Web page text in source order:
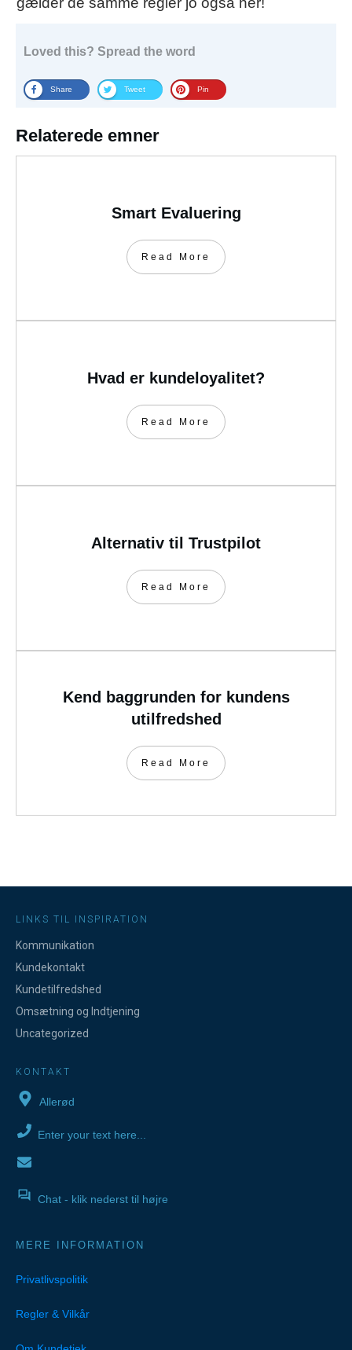
Loved this? Spread the word
Share Tweet Pin
Relaterede emner
Smart Evaluering
Read More
Hvad er kundeloyalitet?
Read More
Alternativ til Trustpilot
Read More
Kend baggrunden for kundens
utilfredshed
Read More
LINKS TIL INSPIRATION
Kommunikation
Kundekontakt
Kundetilfredshed
Omsætning og Indtjening
Uncategorized
KONTAKT
Allerød
Enter your text here...
Chat - klik nederst til højre
MERE INFORMATION
Privatlivspolitik
Regler & Vilkår